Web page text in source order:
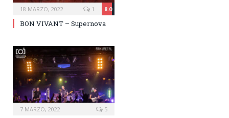
18 MARZO, 2022 8.0
1
BON VIVANT – Supernova
7 MARZO, 2022 5